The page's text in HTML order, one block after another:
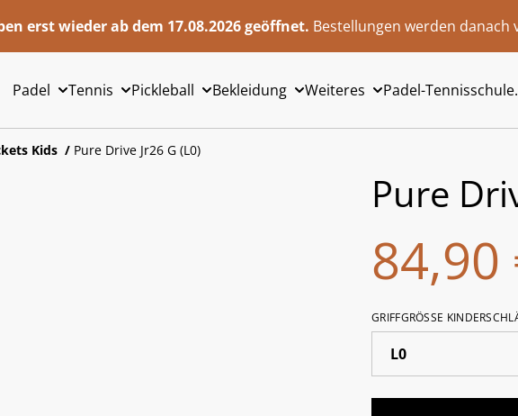
erst wieder ab dem 17.08.2026 geöffnet. Bestellungen werden
Padel Tennis Pickleball Bekleidung Weiteres Padel-
Kids / Pure Drive Jr26 G (L0)
Pure
84,90
GRIFFGRÖSSE